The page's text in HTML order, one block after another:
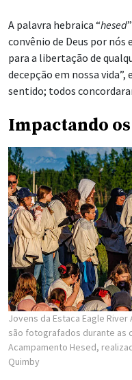
A palavra hebraica “hesed
convênio de Deus por
para a libertação de
decepção em nossa
sentido; todos
Impactando
Jovens da Estaca Eagle
são fotografados durante as
Acampamento Hesed,
Quimby